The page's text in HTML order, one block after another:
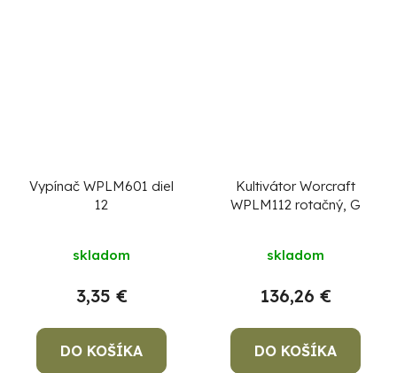
Vypínač WPLM601 diel
12
skladom
3,35 €
DO KOŠÍKA
Kultivátor Worcraft
WPLM112 rotačný, G
skladom
136,26 €
DO KOŠÍKA